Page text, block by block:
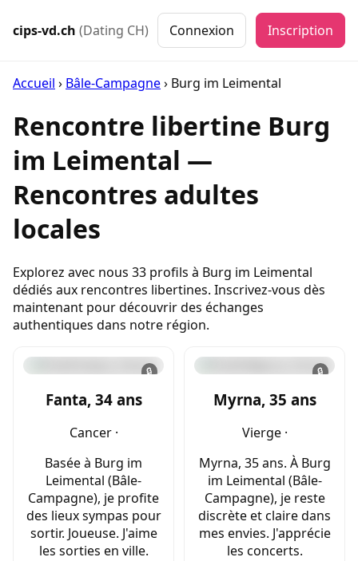
cips-vd.ch (Dating CH) Connexion Inscription
Accueil › Bâle-Campagne› Burg im Leimental
Rencontre libertine Burg
im Leimental —
Rencontres adultes
locales
Explorez avec nous 33 profils à Burg im Leimental
dédiés aux rencontres libertines. Inscrivez-vous dès
maintenant pour découvrir des échanges
authentiques dans notre région.
🔒
Fanta, 34 ans
Cancer ·
Basée à Burg im
Leimental (Bâle-
Campagne), je profite
des lieux sympas pour
sortir. Joueuse. J'aime
les sorties en ville.
🔒
Myrna, 35 ans
Vierge ·
Myrna, 35 ans. À Burg
im Leimental (Bâle-
Campagne), je reste
discrète et claire dans
mes envies. J'apprécie
les concerts.